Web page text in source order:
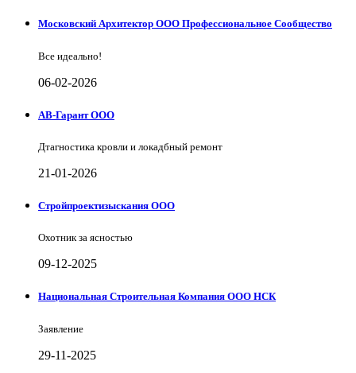
Московский Архитектор ООО Профессиональное Сообщество
Все идеально!
06-02-2026
АВ-Гарант ООО
Дтагностика кровли и локадбный ремонт
21-01-2026
Стройпроектизыскания ООО
Охотник за ясностью
09-12-2025
Национальная Строительная Компания ООО НСК
Заявление
29-11-2025